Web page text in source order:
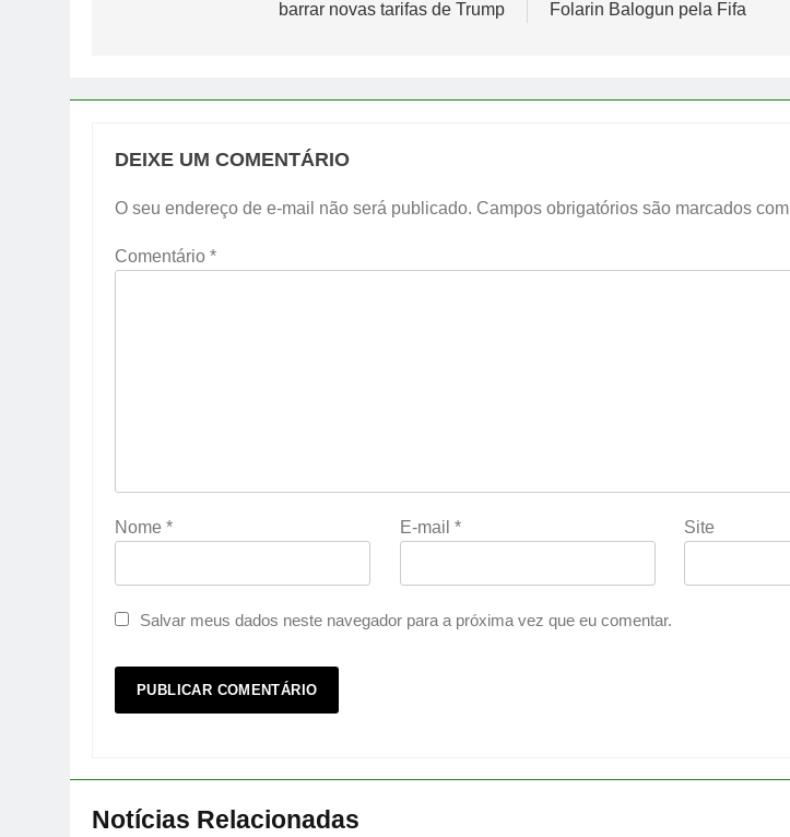
barrar novas tarifas de Trump
Folarin Balogun pela Fifa
DEIXE UM COMENTÁRIO
O seu endereço de e-mail não será publicado. Campos obrigatórios são marcados com
Comentário *
Nome * E-mail * Site
Salvar meus dados neste navegador para a próxima vez que eu comentar.
Notícias Relacionadas